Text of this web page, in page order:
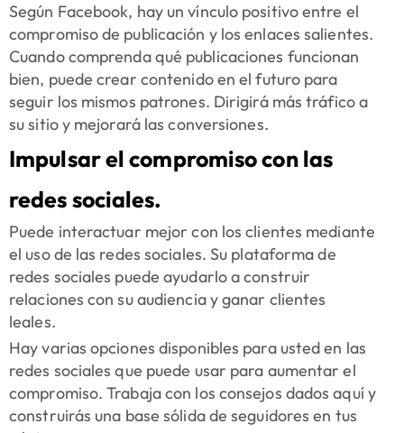
Según Facebook, hay unvínculo positivo entre el
compromiso de publicación y los enlaces salientes.
Cuando comprenda qué publicaciones funcionan
bien, puede crear contenido en el futuro para
seguir los mismos patrones. Dirigirá más tráfico a
su sitio y mejorará las conversiones.
Impulsar el compromiso con las
redes sociales.
Puede interactuar mejor con los clientes mediante
el uso de las redes sociales. Su plataforma de
redes sociales puede ayudarlo a construir
relaciones con su audiencia y ganar clientes
leales.
Hay varias opciones disponibles para usted en las
redes sociales que puede usar para aumentar el
compromiso. Trabaja con los consejos dados aquí y
construirás una base sólida de seguidores en tus